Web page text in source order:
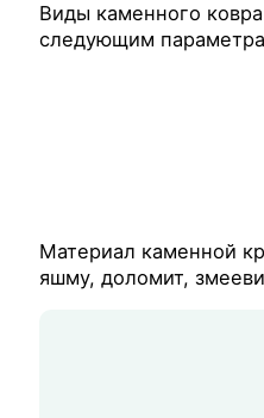
Виды каменного
следующим
Материал каменной
яшму, доломит,